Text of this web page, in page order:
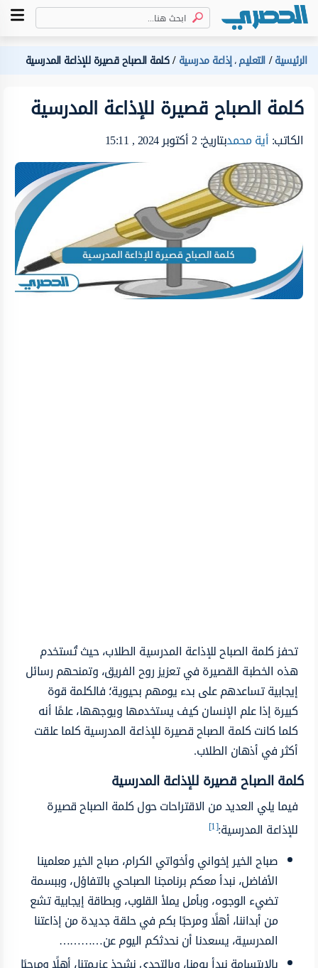
الرئيسية التعليم،إذاعة مدرسية كلمة الصباح قصيرة للإذاعة المدرسية
كلمة الصباح قصيرة للإذاعة المدرسية
الكاتب:أية محمدبتاريخ: 2 أكتوبر 2024 , 15:11
تحفز كلمة الصباح للإذاعة المدرسية الطلاب، حيث تُستخدم
هذه الخطبة القصيرة في تعزيز روح الفريق، وتمنحهم رسائل
إيجابية تساعدهم على بدء يومهم بحيوية؛ فالكلمة قوة
كبيرة إذا علم الإنسان كيف يستخدمها ويوجهها، علمًا أنه
كلما كانت كلمة الصباح قصيرة للإذاعة المدرسية كلما علقت
أكثر في أذهان الطلاب.
كلمة الصباح قصيرة للإذاعة المدرسية
فيما يلي العديد من الاقتراحات حول كلمة الصباح قصيرة
للإذاعة المدرسية:[1]
صباح الخير إخواني وأخواتي الكرام، صباح الخير معلمينا
الأفاضل، نبدأ معكم برنامجنا الصباحي بالتفاؤل، وببسمة
تضيء الوجوه، وبأمل يملأ القلوب، وبطاقة إيجابية تشع
من أبداننا، أهلًا ومرحبًا بكم في حلقة جديدة من إذاعتنا
المدرسية، يسعدنا أن نحدثكم اليوم عن…………